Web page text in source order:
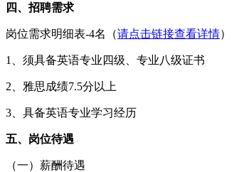
四、招聘需求
岗位需求明细表-4名（请点击链接查看详情）
1、须具备英语专业四级、专业八级证书
2、雅思成绩7.5分以上
3、具备英语专业学习经历
五、岗位待遇
（一）薪酬待遇